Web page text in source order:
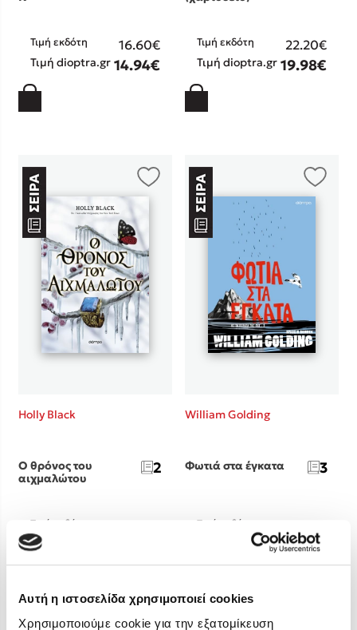
Αυτή η ιστοσελίδα χρησιμοποιεί cookies
Χρησιμοποιούμε cookie για την εξατομίκευση
Τιμή εκδότη 16.60€
Τιμή dioptra.gr 14.94€
Τιμή εκδότη 22.20€
Τιμή dioptra.gr 19.98€
Holly Black
Ο θρόνος του
αιχμαλώτου
2
Τιμή εκδότη
Τιμή dioptra.gr
William Golding
Φωτιά στα έγκατα 3
Τιμή εκδότη
Τιμή dioptra.gr16.92€